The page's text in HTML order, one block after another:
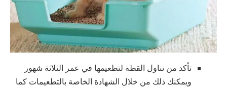
تأكد من تناول القطة لتطعيمها في عمر الثلاثة شهور
ويمكنك ذلك من خلال الشهادة الخاصة بالتطعيمات كما